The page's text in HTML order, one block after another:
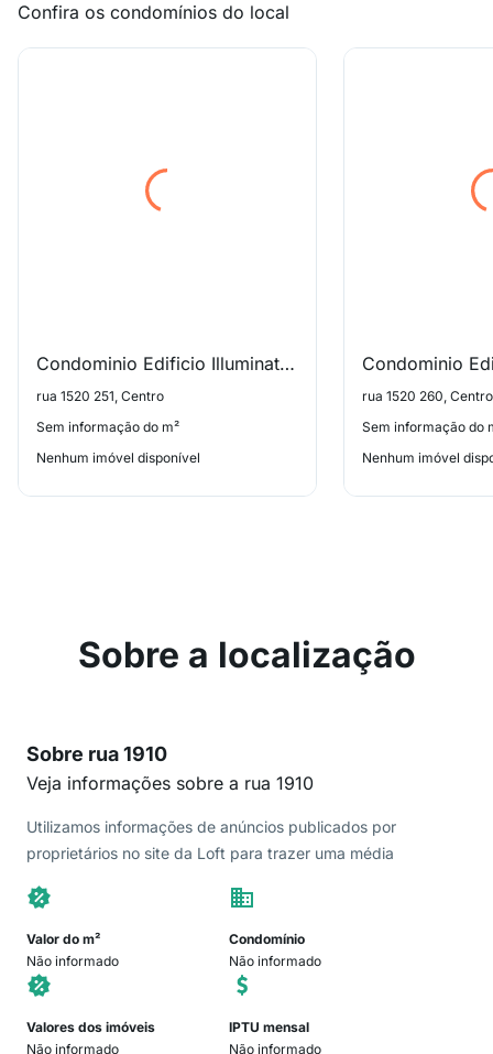
Confira os condomínios do local
Condominio Edificio Illuminati Residence
rua 1520 251, Centro
Sem informação do m²
Nenhum imóvel disponível
rua 1520 260, Centro
Sem informação do
Nenhum imóvel
Sobre a localização
Sobre rua 1910
Veja informações sobre a rua 1910
Utilizamos informações de anúncios publicados por
proprietários no site da Loft para trazer uma média
Valor do m²
Não informado
Condomínio
Não informado
Valores dos imóveis
Não informado
IPTU mensal
Não informado